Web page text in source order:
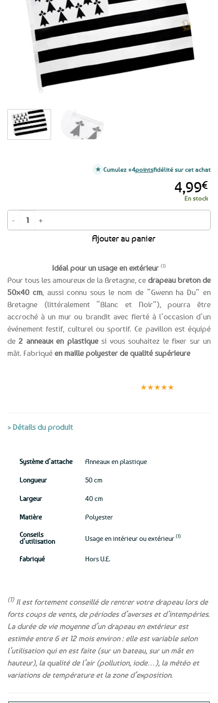
favoris
Idéal pour un usage en extérieur (1)
Pour tous les amoureux de la Bretagne, ce drapeau breton de
50×40 cm, aussi connu sous le nom de “Gwenn ha Du” en
Bretagne (littéralement “Blanc et Noir”), pourra être
accroché à un mur ou brandit avec fierté à l’occasion d’un
événement festif, culturel ou sportif. Ce pavillon est équipé
de 2 anneaux en plastiquesi vous souhaitez le fixer sur un
mât. Fabriqué en maille polyester de qualité supérieure
4,99€
En stock
quantité de Drapeau breton 50 x 40 cm Maille supérieure - Le Gwenn ha
Ajouter au panier
Cumulez +4pointsfidélité sur cet achat
★★★★★
> Détails du produit
Système d’attache Anneaux en plastique
Longueur 50 cm
Largeur 40 cm
Matière Polyester
Conseils
d’utilisation
Usage en intérieur ou extérieur (1)
Fabriqué Hors U.E.
(1)Il est fortement conseillé de rentrer votre drapeau lors de
forts coups de vents, de périodes d’averses et d’intempéries.
La durée de vie moyenne d’un drapeau en extérieur est
estimée entre 6 et 12 mois environ : elle est variable selon
l’utilisation qui en est faite (sur un bateau, sur un mât en
hauteur), la qualité de l’air (pollution, iode…), la météo et
variations de température et la zone d’exposition.